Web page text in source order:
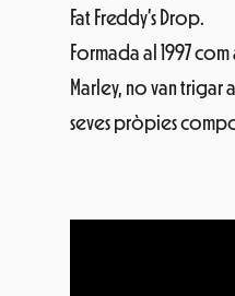
Fat Freddy’s Drop.
Formada al 1997
Marley, no van trigar
seves pròpies